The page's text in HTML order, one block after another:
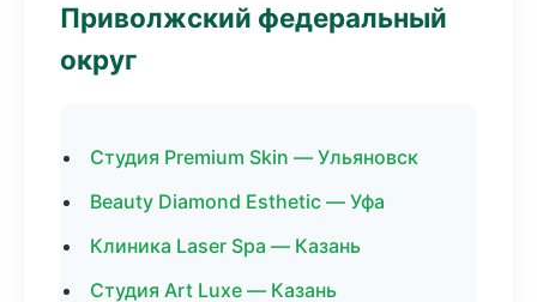
Приволжский федеральный
округ
Студия Premium Skin — Ульяновск
Beauty Diamond Esthetic — Уфа
Клиника Laser Spa — Казань
Студия Art Luxe — Казань